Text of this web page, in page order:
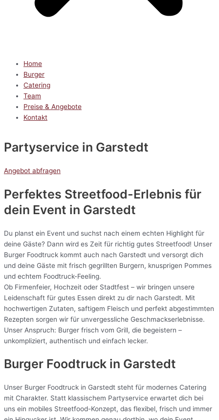
Home
Burger
Catering
Team
Preise & Angebote
Kontakt
Partyservice in Garstedt
Angebot abfragen
Perfektes Streetfood-Erlebnis für
dein Event in Garstedt
Du planst ein Event und suchst nach einem echten Highlight für
deine Gäste? Dann wird es Zeit für richtig gutes Streetfood! Unser
Burger Foodtruck kommt auch nach Garstedt und versorgt dich
und deine Gäste mit frisch gegrillten Burgern, knusprigen Pommes
und echtem Foodtruck-Feeling.
Ob Firmenfeier, Hochzeit oder Stadtfest – wir bringen unsere
Leidenschaft für gutes Essen direkt zu dir nach Garstedt. Mit
hochwertigen Zutaten, saftigem Fleisch und perfekt abgestimmten
Rezepten sorgen wir für unvergessliche Geschmackserlebnisse.
Unser Anspruch: Burger frisch vom Grill, die begeistern –
unkompliziert, authentisch und einfach lecker.
Burger Foodtruck in Garstedt
Unser Burger Foodtruck in Garstedt steht für modernes Catering
mit Charakter. Statt klassischem Partyservice erwartet dich bei
uns ein mobiles Streetfood-Konzept, das flexibel, frisch und immer